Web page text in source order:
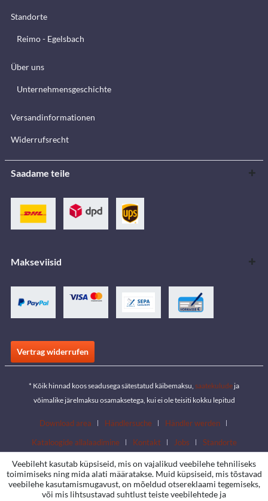
Standorte
Reimo - Egelsbach
Über uns
Unternehmensgeschichte
Versandinformationen
Widerrufsrecht
Saadame teile
Makseviisid
Vertrag widerrufen
* Kõik hinnad koos seadusega sätestatud käibemaksu, saatekulude ja
võimalike järelmaksu osamaksetega, kui ei ole teisiti kokku lepitud
Download area Händlersuche
Händler werden
Kataloogide allalaadimine
Kontakt Jobs Standorte
Veebileht kasutab küpsiseid, mis on vajalikud veebilehe tehniliseks
toimimiseks ning mida alati määratakse. Muid küpsiseid, mis tõstavad
veebilehe kasutamismugavust, on mõeldud otsereklaami tegemiseks,
või mis lihtsustavad suhtlust teiste veebilehtede ja